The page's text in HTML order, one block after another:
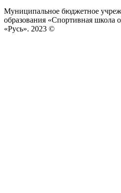
Муниципальное бюджетное
образования «Спортивная школа
«Русь». 2023 ©